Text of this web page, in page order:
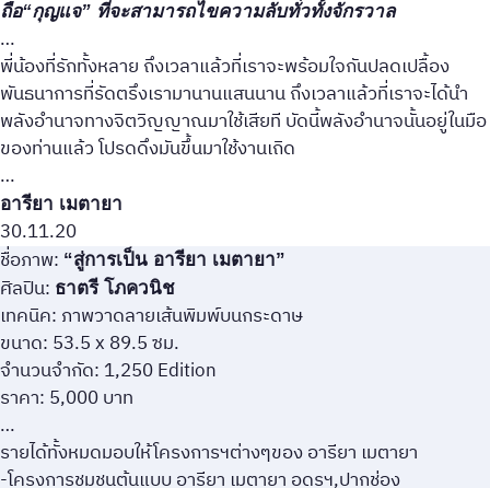
ถือ“กุญแจ” ที่จะสามารถไขความลับทั่วทั้งจักรวาล
…
พี่น้องที่รักทั้งหลาย ถึงเวลาแล้วที่เราจะพร้อมใจกันปลดเปลื้อง
พันธนาการที่รัดตรึงเรามานานแสนนาน ถึงเวลาแล้วที่เราจะได้นำ
พลังอำนาจทางจิตวิญญาณมาใช้เสียที บัดนี้พลังอำนาจนั้นอยู่ในมือ
ของท่านแล้ว โปรดดึงมันขึ้นมาใช้งานเถิด
…
อารียา เมตายา
30.11.20
ชื่อภาพ: “สู่การเป็น อารียา เมตายา”
ศิลปิน: ธาตรี โภควนิช
เทคนิค: ภาพวาดลายเส้นพิมพ์บนกระดาษ
ขนาด: 53.5 x 89.5 ซม.
จำนวนจำกัด: 1,250 Edition
ราคา: 5,000 บาท
…
รายได้ทั้งหมดมอบให้โครงการฯต่างๆของ อารียา เมตายา
-โครงการชุมชนต้นแบบ อารียา เมตายา อุดรฯ,ปากช่อง